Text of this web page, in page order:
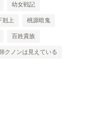
幼女戦記
剋上 桃源暗鬼
百姓貴族
クノンは見えている